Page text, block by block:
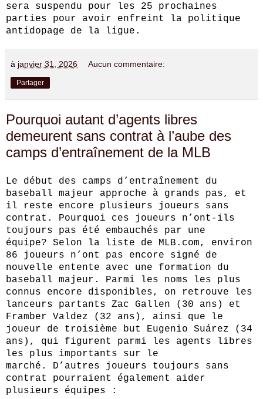
sera suspendu pour les 25 prochaines
parties pour avoir enfreint la politique
antidopage de la ligue.
à janvier 31, 2026 Aucun commentaire:
Partager
Pourquoi autant d’agents libres
demeurent sans contrat à l’aube des
camps d’entraînement de la MLB
Le début des camps d’entraînement du
baseball majeur approche à grands pas, et
il reste encore plusieurs joueurs sans
contrat. Pourquoi ces joueurs n’ont-ils
toujours pas été embauchés par une
équipe? Selon la liste de MLB.com, environ
86 joueurs n’ont pas encore signé de
nouvelle entente avec une formation du
baseball majeur. Parmi les noms les plus
connus encore disponibles, on retrouve les
lanceurs partants Zac Gallen (30 ans) et
Framber Valdez (32 ans), ainsi que le
joueur de troisième but Eugenio Suárez (34
ans), qui figurent parmi les agents libres
les plus importants sur le
marché. D’autres joueurs toujours sans
contrat pourraient également aider
plusieurs équipes :